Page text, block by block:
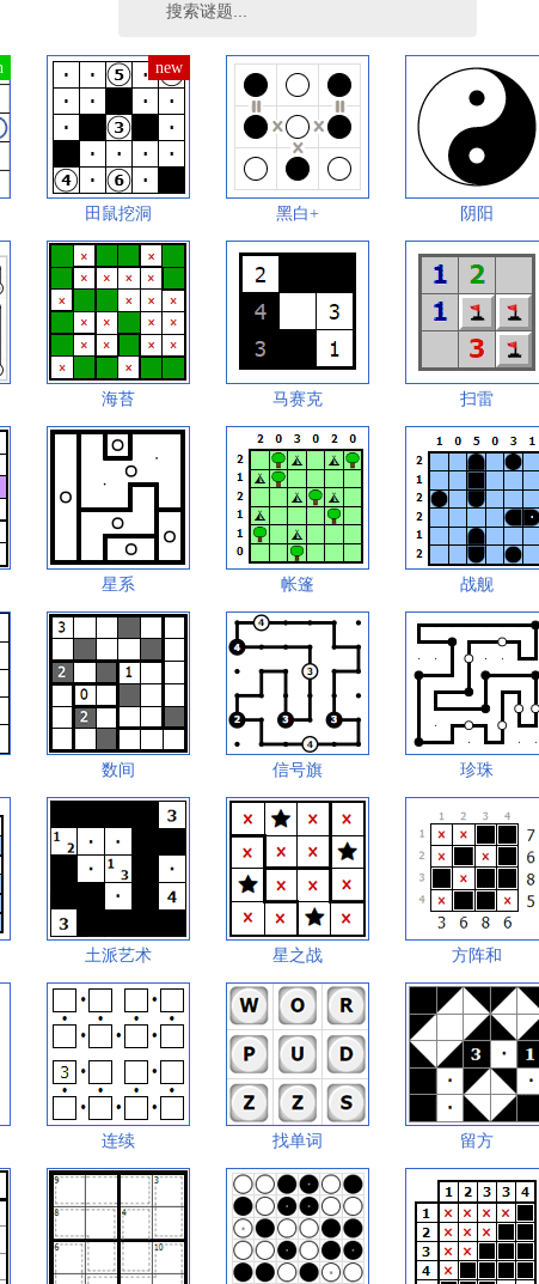
田鼠挖洞 黑白+ 阴阳
海苔 马赛克 扫雷
星系 帐篷 战舰
数间 信号旗 珍珠
土派艺术 星之战 方阵和
连续 找单词 留方